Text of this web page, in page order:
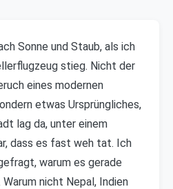
Sonne und Staub, als ich
stieg. Nicht der
eines modernen
etwas Ursprüngliches,
lag da, unter einem
dass es fast weh tat. Ich
warum es gerade
nicht Nepal, Indien